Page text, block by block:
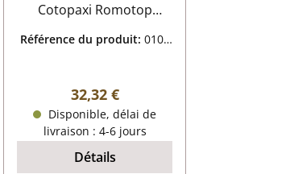
Cotopaxi Romotop
d’étanchéité vitre
vitre, cordon
d’étanchéité joint plat
dimensions (la/ha) 8 mm
x 2 mm longueur 2,00 m
autocollant
Référence du produit: 0106
Prix régulier :
32,32 €
Disponible, délai de
livraison : 4-6 jours
Détails